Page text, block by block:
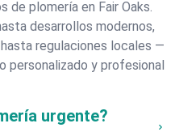
de plomería en Fair Oaks.
desarrollos modernos,
regulaciones locales —
personalizado y profesional
urgente?